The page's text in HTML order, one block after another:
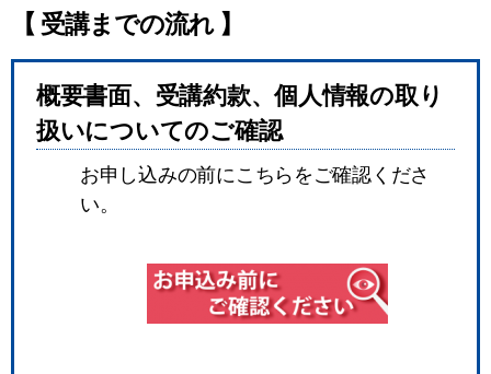
【 受講までの流れ 】
概要書面、受講約款、個人情報の取り
扱いについてのご確認
お申し込みの前にこちらをご確認くださ
い。